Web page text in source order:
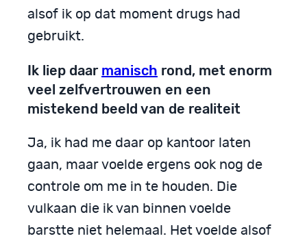
alsof ik op dat moment drugs had
gebruikt.
Ik liep daar manisch rond, met enorm
veel zelfvertrouwen en een
mistekend beeld van de realiteit
Ja, ik had me daar op kantoor laten
gaan, maar voelde ergens ook nog de
controle om me in te houden. Die
vulkaan die ik van binnen voelde
barstte niet helemaal. Het voelde alsof